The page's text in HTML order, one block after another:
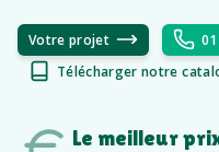
Votre projet
Télécharger notre
Le meilleur